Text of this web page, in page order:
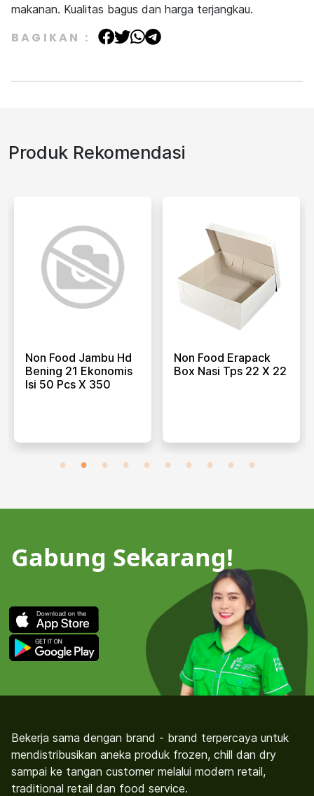
makanan. Kualitas bagus dan harga terjangkau.
BAGIKAN :
Produk Rekomendasi
Non Food Jambu Hd
Bening 21 Ekonomis
Isi 50 Pcs X 350
Non Food Erapack
Box Nasi Tps 22 X 22
Gabung Sekarang!
Bekerja sama dengan brand - brand terpercaya untuk
mendistribusikan aneka produk frozen, chill dan dry
sampai ke tangan customer melalui modern retail,
traditional retail dan food service.